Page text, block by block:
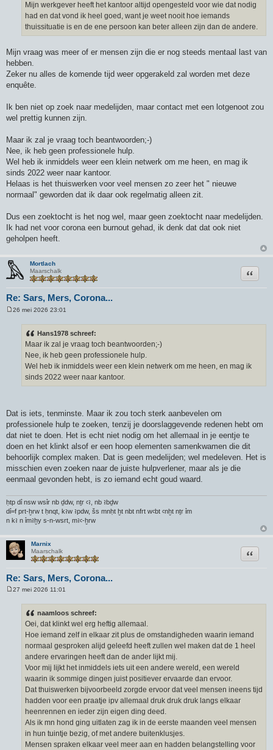
Mijn werkgever heeft het kantoor altijd opengesteld voor wie dat nodig
had en dat vond ik heel goed, want je weet nooit hoe iemands
thuissituatie is en de ene persoon kan beter alleen zijn dan de andere.
Mijn vraag was meer of er mensen zijn die er nog steeds mentaal last van
hebben.
Zeker nu alles de komende tijd weer opgerakeld zal worden met deze
enquête.
Ik ben niet op zoek naar medelijden, maar contact met een lotgenoot zou
wel prettig kunnen zijn.
Maar ik zal je vraag toch beantwoorden;-)
Nee, ik heb geen professionele hulp.
Wel heb ik inmiddels weer een klein netwerk om me heen, en mag ik
sinds 2022 weer naar kantoor.
Helaas is het thuiswerken voor veel mensen zo zeer het " nieuwe
normaal" geworden dat ik daar ook regelmatig alleen zit.
Dus een zoektocht is het nog wel, maar geen zoektocht naar medelijden.
Ik had net voor corona een burnout gehad, ik denk dat dat ook niet
geholpen heeft.
Mortlach
Maarschalk
Re: Sars, Mers, Corona...
Citeer
26 mei 2026 23:01
Hans1978 schreef:
Maar ik zal je vraag toch beantwoorden;-)
Nee, ik heb geen professionele hulp.
Wel heb ik inmiddels weer een klein netwerk om me heen, en mag ik
sinds 2022 weer naar kantoor.
Dat is iets, tenminste. Maar ik zou toch sterk aanbevelen om
professionele hulp te zoeken, tenzij je doorslaggevende redenen hebt om
dat niet te doen. Het is echt niet nodig om het allemaal in je eentje te
doen en het klinkt alsof er een hoop elementen samenkwamen die dit
behoorlijk complex maken. Dat is geen medelijden; wel medeleven. Het is
misschien even zoeken naar de juiste hulpverlener, maar als je die
eenmaal gevonden hebt, is zo iemand echt goud waard.
ḥtp dỉ nsw wsỉr nb ḏdw, nṯr ꜥꜣ, nb ꜣbḏw
dỉ=f prt-ḫrw t ḥnqt, kꜣw ꜣpdw, šs mnḥt ḫt nbt nfrt wꜥbt ꜥnḫt nṯr ỉm
n kꜣ n ỉmꜣḫy s-n-wsrt, mꜣꜥ-ḫrw
Marnix
Maarschalk
Re: Sars, Mers, Corona...
Citeer
27 mei 2026 11:01
naamloos schreef:
Oei, dat klinkt wel erg heftig allemaal.
Hoe iemand zelf in elkaar zit plus de omstandigheden waarin iemand
normaal gesproken alijd geleefd heeft zullen wel maken dat de 1 heel
andere ervaringen heeft dan de ander lijkt mij.
Voor mij lijkt het inmiddels iets uit een andere wereld, een wereld
waarin ik sommige dingen juist positiever ervaarde dan ervoor.
Dat thuiswerken bijvoorbeeld zorgde ervoor dat veel mensen ineens tijd
hadden voor een praatje ipv allemaal druk druk druk langs elkaar
heenrennen en ieder zijn eigen ding deed.
Als ik mn hond ging uitlaten zag ik in de eerste maanden veel mensen
in hun tuintje bezig, of met andere buitenklusjes.
Mensen spraken elkaar veel meer aan en hadden belangstelling voor